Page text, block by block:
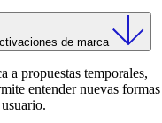
de marca
a propuestas temporales,
entender nuevas formas